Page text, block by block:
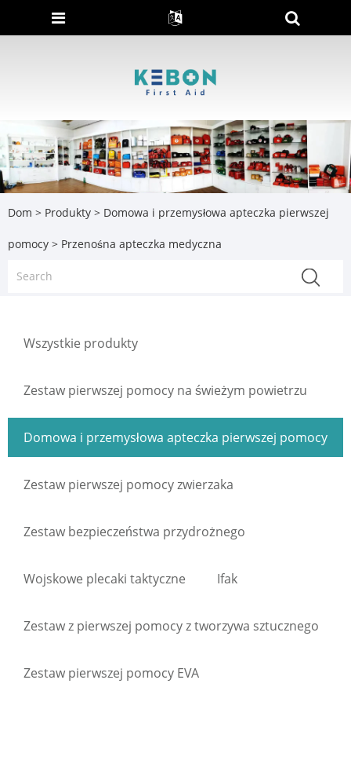
Dom > Produkty > Domowa i przemysłowa apteczka pierwszej
pomocy > Przenośna apteczka medyczna
Wszystkie produkty
Zestaw pierwszej pomocy na świeżym powietrzu
Domowa i przemysłowa apteczka pierwszej pomocy
Zestaw pierwszej pomocy zwierzaka
Zestaw bezpieczeństwa przydrożnego
Wojskowe plecaki taktyczne Ifak
Zestaw z pierwszej pomocy z tworzywa sztucznego
Zestaw pierwszej pomocy EVA